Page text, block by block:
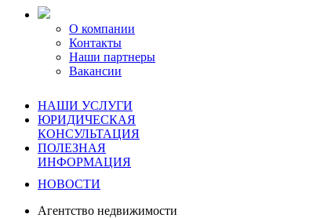
О компании
Контакты
Наши партнеры
Вакансии
НАШИ УСЛУГИ
ЮРИДИЧЕСКАЯ
КОНСУЛЬТАЦИЯ
ПОЛЕЗНАЯ
ИНФОРМАЦИЯ
НОВОСТИ
Агентство недвижимости